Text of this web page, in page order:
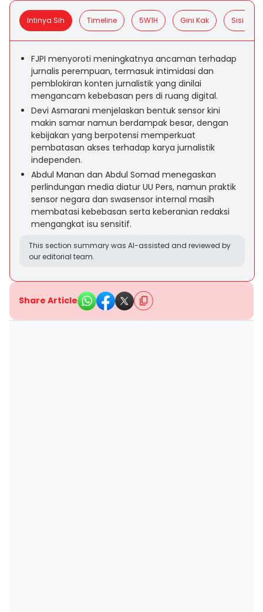
Intinya Sih Timeline 5W1H Gini Kak Sisi
FJPI menyoroti meningkatnya ancaman terhadap
jurnalis perempuan, termasuk intimidasi dan
pemblokiran konten jurnalistik yang dinilai
mengancam kebebasan pers di ruang digital.
Devi Asmarani menjelaskan bentuk sensor kini
makin samar namun berdampak besar, dengan
kebijakan yang berpotensi memperkuat
pembatasan akses terhadap karya jurnalistik
independen.
Abdul Manan dan Abdul Somad menegaskan
perlindungan media diatur UU Pers, namun praktik
sensor negara dan swasensor internal masih
membatasi kebebasan serta keberanian redaksi
mengangkat isu sensitif.
This section summary was AI-assisted and reviewed by
our editorial team.
Share Article